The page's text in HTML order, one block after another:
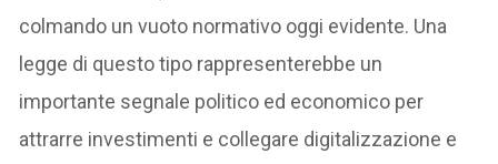
colmando un vuoto normativo oggi evidente. Una
legge di questo tipo rappresenterebbe un
importante segnale politico ed economico per
attrarre investimenti e collegare digitalizzazione e